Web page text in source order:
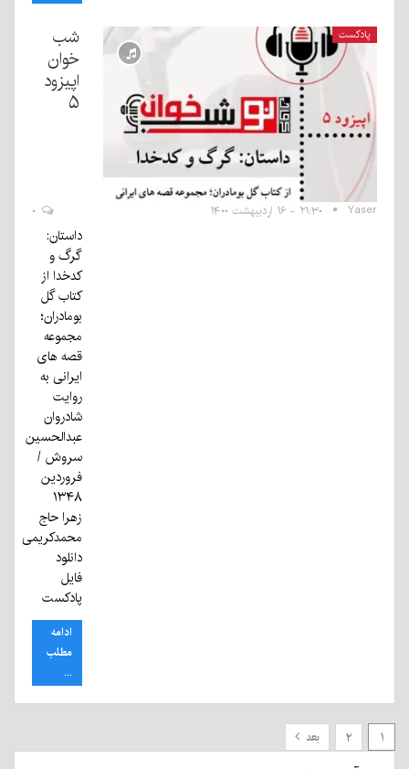
پادکست
شب
خوان
اپیزود
۵
Yaser ۲۱:۳۰ - ۱۶ اردیبهشت ۱۴۰۰
داستان:
گرگ و
کدخدا از
کتاب گل
بومادران؛
مجموعه
قصه های
ایرانی به
روایت
شادروان
عبدالحسین
سروش /
فروردین
۱۳۴۸
زهرا حاج
محمدکریمی
دانلود
فایل
پادکست
ادامه
مطلب
...
۱ ۲ بعد